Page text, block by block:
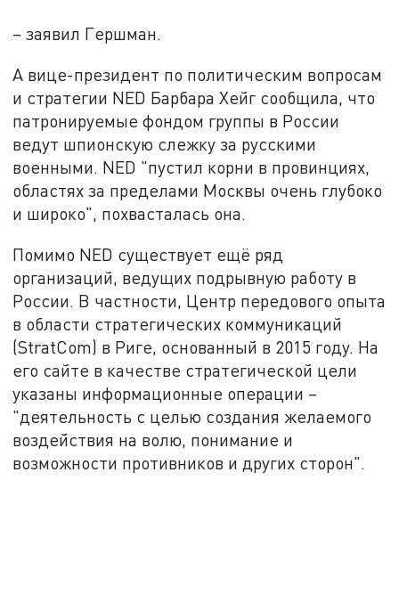
– заявил Гершман.
А вице-президент по политическим вопросам
и стратегии NED Барбара Хейг сообщила, что
патронируемые фондом группы в России
ведут шпионскую слежку за русскими
военными. NED "пустил корни в провинциях,
областях за пределами Москвы очень глубоко
и широко", похвасталась она.
Помимо NED существует ещё ряд
организаций, ведущих подрывную работу в
России. В частности, Центр передового опыта
в области стратегических коммуникаций
(StratCom) в Риге, основанный в 2015 году. На
его сайте в качестве стратегической цели
указаны информационные операции –
"деятельность с целью создания желаемого
воздействия на волю, понимание и
возможности противников и других сторон".